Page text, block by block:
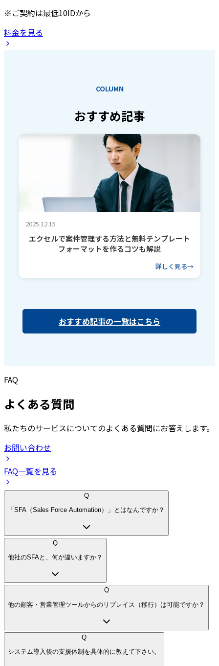
※ご契約は最低10IDから
料金を見る
COLUMN
おすすめ記事
2025.12.15
エクセルで案件管理する方法と無料テンプレート
フォーマットを作るコツも解説
詳しく見る
おすすめ記事の一覧はこちら
FAQ
よくある質問
私たちのサービスについてのよくある質問にお答えします。
お問い合わせ
FAQ一覧を見る
Q
「SFA（Sales Force Automation）」とはなんですか？
Q
他社のSFAと、何が違いますか？
Q
他の顧客・営業管理ツールからのリプレイス（移行）は可能ですか？
Q
システム導入後の支援体制を具体的に教えて下さい。